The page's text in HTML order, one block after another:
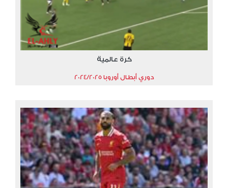
كرة عالمية
دوري أبطال أوروبا 2024/2025